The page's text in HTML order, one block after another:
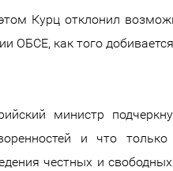
Курц отклонил
ОБСЕ, как того
министр
и что
честных и